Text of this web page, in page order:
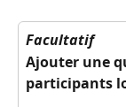
Facultatif
Ajouter une
participants